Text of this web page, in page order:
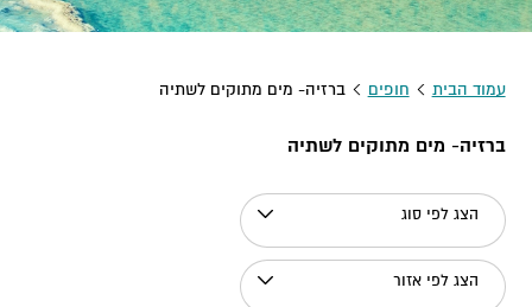
עמוד הבית חופים ברזיה- מים מתוקים לשתיה
ברזיה- מים מתוקים לשתיה
הצג לפי סוג
הצג לפי אזור